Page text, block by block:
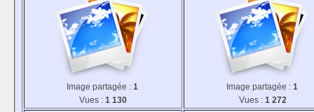
Image partagée : 1
Vues : 1 130
Image partagée : 1
Vues : 1 272